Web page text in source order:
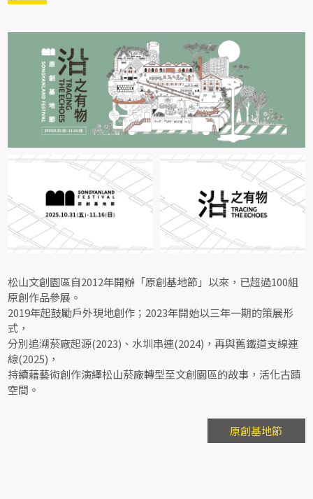
松山文創園區自2012年開辦「原創基地節」以來，已超過100組
原創作品參展。
2019年起鼓勵戶外現地創作；2023年開始以三年一期的策展形
式，
分別追溯菸廠起源(2023)、水圳串連(2024)，再與舊鐵道支線連
線(2025)，
持續藉藝術創作演繹松山菸廠轉型至文創園區的故事，活化古蹟
空間。
原創基地節